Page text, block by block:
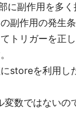
に副作用を多
副作用の発生
トリガーを正
storeを利用し
数ではないの